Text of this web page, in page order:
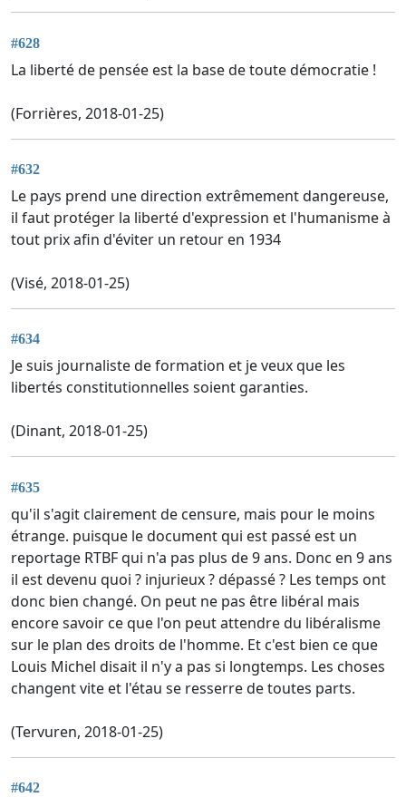
#628
La liberté de pensée est la base de toute démocratie !
(Forrières, 2018-01-25)
#632
Le pays prend une direction extrêmement dangereuse,
il faut protéger la liberté d'expression et l'humanisme à
tout prix afin d'éviter un retour en 1934
(Visé, 2018-01-25)
#634
Je suis journaliste de formation et je veux que les
libertés constitutionnelles soient garanties.
(Dinant, 2018-01-25)
#635
qu'il s'agit clairement de censure, mais pour le moins
étrange. puisque le document qui est passé est un
reportage RTBF qui n'a pas plus de 9 ans. Donc en 9 ans
il est devenu quoi ? injurieux ? dépassé ? Les temps ont
donc bien changé. On peut ne pas être libéral mais
encore savoir ce que l'on peut attendre du libéralisme
sur le plan des droits de l'homme. Et c'est bien ce que
Louis Michel disait il n'y a pas si longtemps. Les choses
changent vite et l'étau se resserre de toutes parts.
(Tervuren, 2018-01-25)
#642